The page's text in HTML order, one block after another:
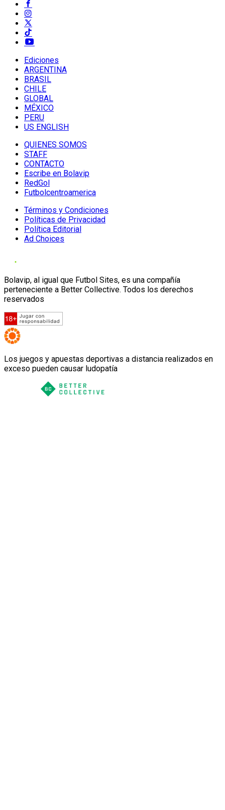
Ediciones
ARGENTINA
BRASIL
CHILE
GLOBAL
MÉXICO
PERU
US ENGLISH
QUIENES SOMOS
STAFF
CONTACTO
Escribe en Bolavip
RedGol
Futbolcentroamerica
Términos y Condiciones
Políticas de Privacidad
Política Editorial
Ad Choices
Bolavip, al igual que Futbol Sites, es una compañía
perteneciente a Better Collective. Todos los derechos
reservados
Los juegos y apuestas deportivas a distancia realizados en
exceso pueden causar ludopatía